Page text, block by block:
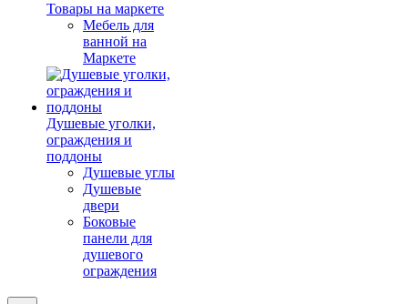
Товары на маркете
Мебель для
ванной на
Маркете
Душевые уголки,
ограждения и
поддоны
Душевые углы
Душевые
двери
Боковые
панели для
душевого
ограждения